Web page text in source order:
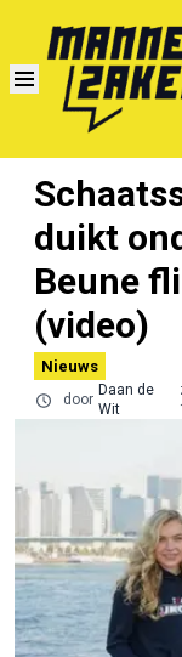
duikt
Beune
(video)
Nieuws
door
Daan de
Wit